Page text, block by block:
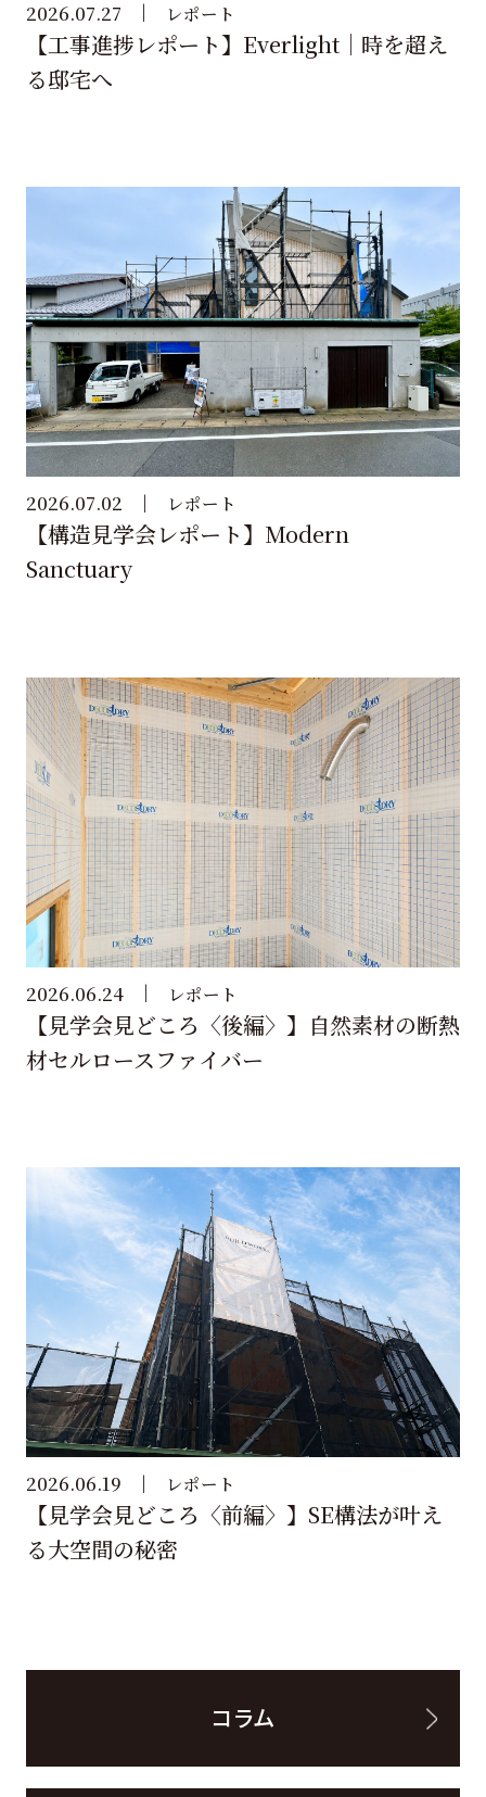
2026.07.27 レポート
【工事進捗レポート】Everlight｜時を超え
る邸宅へ
2026.07.02 レポート
【構造見学会レポート】Modern
Sanctuary
2026.06.24 レポート
【見学会見どころ〈後編〉】自然素材の断熱
材セルロースファイバー
2026.06.19 レポート
【見学会見どころ〈前編〉】SE構法が叶え
る大空間の秘密
コラム